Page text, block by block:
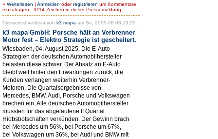
» Weiterlesen | Anmelden oderregistrieren um Kommentare
einzutragen - 3114 Zeichen in dieser Pressemeldung
Pressetext verfasst von k3 mapa am So, 2025-08-03 19:59.
k3 mapa GmbH: Porsche hält an Verbrenner
Motor fest – Elektro Strategie ist gescheitert.
Wiesbaden, 04. August 2025. Die E-Auto
Strategien der deutschen Automobilhersteller
belasten diese schwer. Der Absatz an E-Auto
bleibt weit hinter den Erwartungen zurück; die
Kunden verlangen weiterhin Verbrenner-
Motoren. Die Quartalsergebnisse von
Mercedes, BMW, Audi, Porsche und Volkswagen
brechen ein. Alle deutschen Automobilhersteller
mussten für das abgelaufene II Quartal
Hiobsbotschaften verkünden. Der Gewinn brach
bei Mercedes um 56%, bei Porsche um 67%,
bei Volkswagen um 36%, bei Audi und BMW mit